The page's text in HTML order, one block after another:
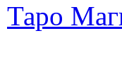
Таро